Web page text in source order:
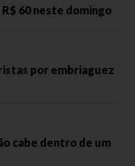
60 neste domingo
por embriaguez
cabe dentro de um